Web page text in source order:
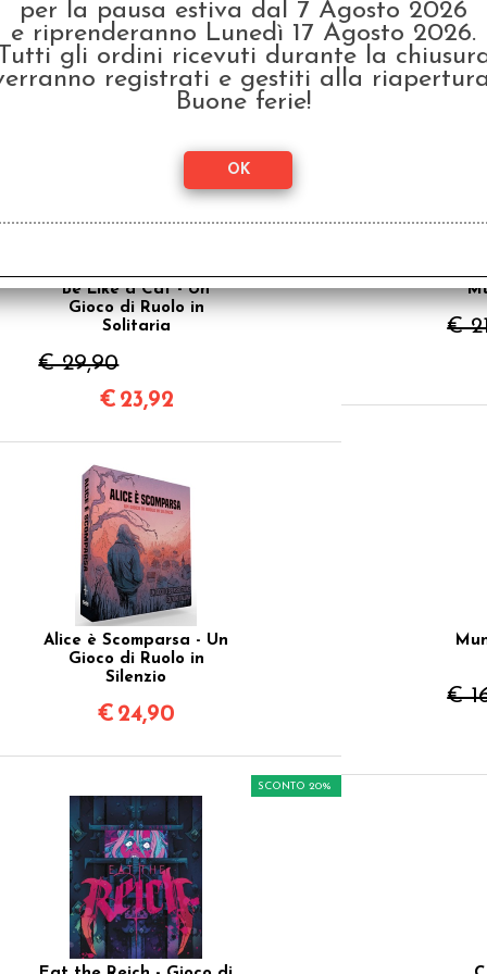
hanno scelto anche questi articoli
Be Like a Cat - Un
Gioco di Ruolo in
Solitaria
€ 29,90
SCONTO 20%
€ 23,92
€
Alice è Scomparsa - Un
Gioco di Ruolo in
Silenzio
€ 24,90
€
SCONTO 20%
per la pausa estiva dal 7 Agosto 2026
e riprenderanno Lunedì 17 Agosto 2026.
gli ordini ricevuti durante la
registrati e gestiti alla
Buone ferie!